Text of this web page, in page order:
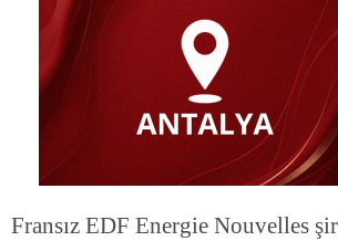
Fransız EDF Energie Nouvelles